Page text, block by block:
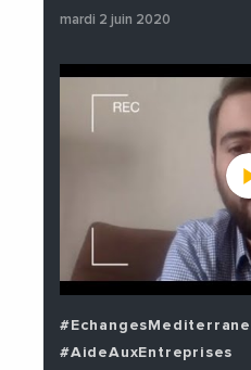
mardi 2 juin 2020
#AideAuxEntreprises